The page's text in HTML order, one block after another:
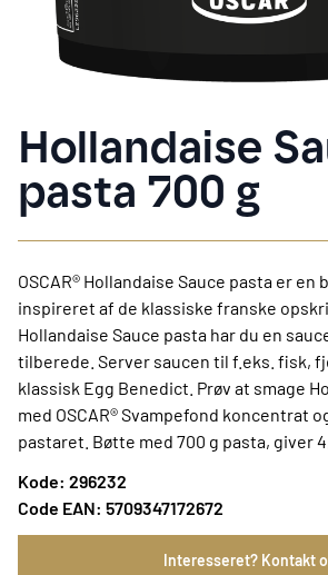
Hollandaise
pasta 700 g
OSCAR® Hollandaise Sauce pasta er en
inspireret af de klassiske franske
Hollandaise Sauce pasta har du en
tilberede. Server saucen til f.eks. fisk,
klassisk Egg Benedict. Prøv at smage
med OSCAR® Svampefond koncentrat
pastaret. Bøtte med 700 g pasta, giver
Kode: 296232
Code EAN: 5709347172672
Interesseret? Kontakt